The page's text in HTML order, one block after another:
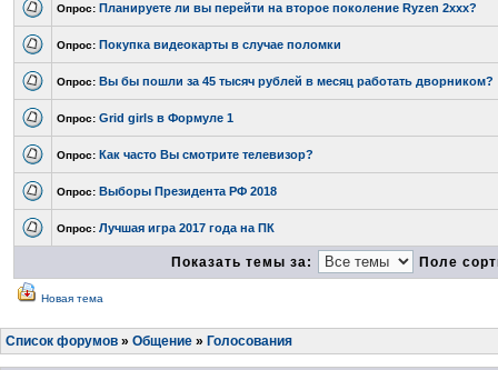
Опрос: Планируете ли вы перейти на второе поколение Ryzen 2xxx?
Опрос: Покупка видеокарты в случае поломки
Опрос: Вы бы пошли за 45 тысяч рублей в месяц работать дворником?
Опрос: Grid girls в Формуле 1
Опрос: Как часто Вы смотрите телевизор?
Опрос: Выборы Президента РФ 2018
Опрос: Лучшая игра 2017 года на ПК
Показать темы за: Поле
Новая тема
Список форумов » Общение » Голосования